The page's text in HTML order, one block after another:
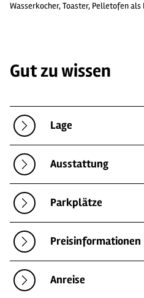
Wasserkocher, Toaster, Pelletofen als
Gut zu wissen
Lage
Ausstattung
Parkplätze
Preisinformationen
Anreise